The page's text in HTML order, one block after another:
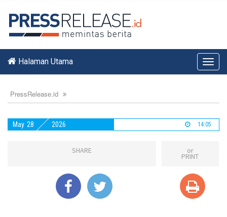
Halaman Utama
PressRelease.id
May 28 2026 14:05
SHARE or
PRINT